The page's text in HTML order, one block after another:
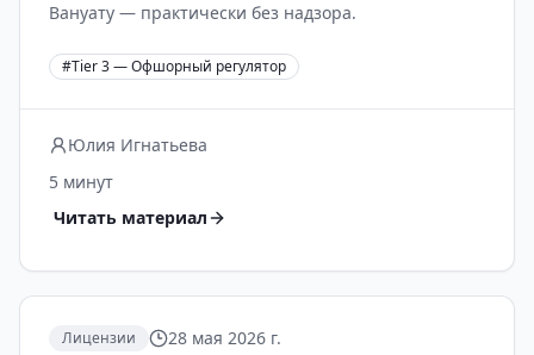
Вануату — практически без надзора.
#Tier 3 — Офшорный регулятор
Юлия Игнатьева
5 минут
Читать материал
Лицензии 28 мая 2026 г.